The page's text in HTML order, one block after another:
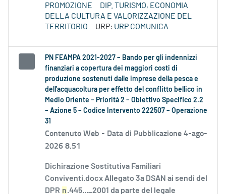
PROMOZIONE
DIP. TURISMO, ECONOMIA
DELLA CULTURA E VALORIZZAZIONE DEL
TERRITORIO
URP: URP COMUNICA
PN FEAMPA 2021-2027 – Bando per gli indennizzi
finanziari a copertura dei maggiori costi di
produzione sostenuti dalle imprese della pesca e
dell'acquacoltura per effetto del conflitto bellico in
Medio Oriente – Priorità 2 – Obiettivo Specifico 2.2
– Azione 5 – Codice Intervento 222507 – Operazione
31
Contenuto Web - Data di Pubblicazione 4-ago-
2026 8.51
Dichirazione Sostitutiva Familiari
Conviventi.docx Allegato 3a DSAN ai sendi del
DPR n.445..._2001 da parte del legale